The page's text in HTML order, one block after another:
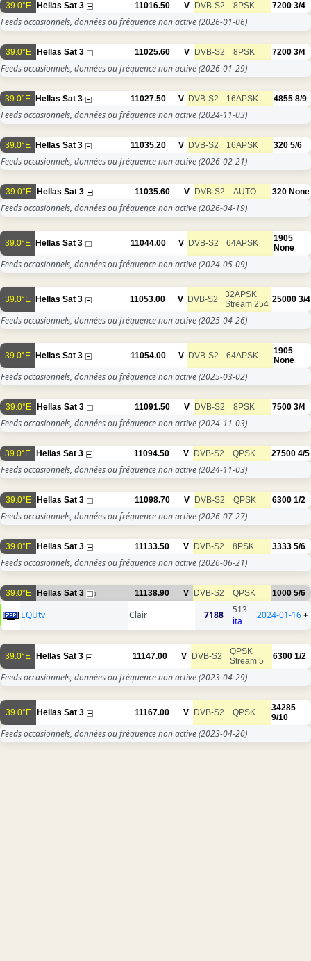
39.0°E Hellas Sat 3 11016.50 V DVB-S2 8PSK 7200 3/4
Feeds occasionnels, données ou fréquence non active(2026-01-06)
39.0°E Hellas Sat 3 11025.60 V DVB-S2 8PSK 7200 3/4
Feeds occasionnels, données ou fréquence non active(2026-01-29)
39.0°E Hellas Sat 3 11027.50 V DVB-S2 16APSK 4855 8/9
Feeds occasionnels, données ou fréquence non active(2024-11-03)
39.0°E Hellas Sat 3 11035.20 V DVB-S2 16APSK 320 5/6
Feeds occasionnels, données ou fréquence non active(2026-02-21)
39.0°E Hellas Sat 3 11035.60 V DVB-S2 AUTO 320 None
Feeds occasionnels, données ou fréquence non active(2026-04-19)
39.0°E Hellas Sat 3 11044.00 V DVB-S2 64APSK
1905
None
Feeds occasionnels, données ou fréquence non active(2024-05-09)
39.0°E Hellas Sat 3 11053.00 V DVB-S2
32APSK
Stream 254 25000 3/4
Feeds occasionnels, données ou fréquence non active(2025-04-26)
39.0°E Hellas Sat 3 11054.00 V DVB-S2 64APSK
1905
None
Feeds occasionnels, données ou fréquence non active(2025-03-02)
39.0°E Hellas Sat 3 11091.50 V DVB-S2 8PSK 7500 3/4
Feeds occasionnels, données ou fréquence non active(2024-11-03)
39.0°E Hellas Sat 3 11094.50 V DVB-S2 QPSK 27500 4/5
Feeds occasionnels, données ou fréquence non active(2024-11-03)
39.0°E Hellas Sat 3 11098.70 V DVB-S2 QPSK 6300 1/2
Feeds occasionnels, données ou fréquence non active(2026-07-27)
39.0°E Hellas Sat 3 11133.50 V DVB-S2 8PSK 3333 5/6
Feeds occasionnels, données ou fréquence non active(2026-06-21)
39.0°E Hellas Sat 3 1 11138.90 V DVB-S2 QPSK 1000 5/6
EQUtv Clair 7188
513
ita
2024-01-16+
39.0°E Hellas Sat 3 11147.00 V DVB-S2
QPSK
Stream 5
6300 1/2
Feeds occasionnels, données ou fréquence non active(2023-04-29)
39.0°E Hellas Sat 3 11167.00 V DVB-S2 QPSK
34285
9/10
Feeds occasionnels, données ou fréquence non active(2023-04-20)